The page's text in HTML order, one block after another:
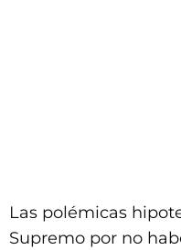
Las polémicas
Supremo por no